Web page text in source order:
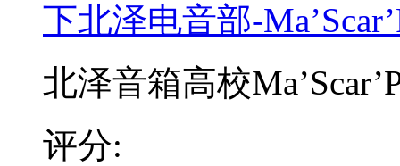
下北泽电音部-
北泽音箱高校
评分: